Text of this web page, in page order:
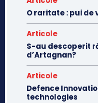
O raritate : pui de
Articole
S-au descoperit
d’Artagnan?
Articole
Defence
technologies